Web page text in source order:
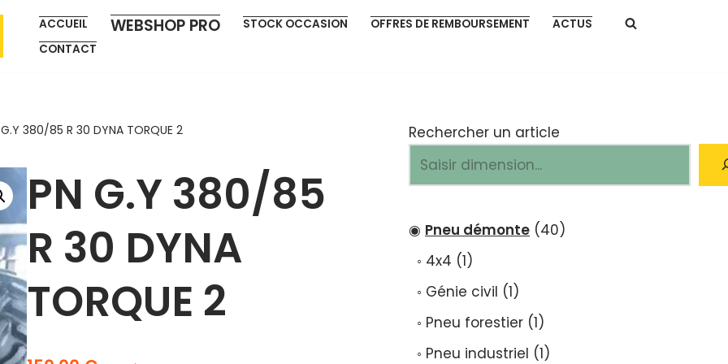
ACCUEIL WEBSHOP PRO STOCK OCCASION OFFRES DE REMBOURSEMENT
ACTUS
CONTACT
380/85 R 30 DYNA TORQUE 2
PN G.Y 380/85
R 30 DYNA
TORQUE 2
Rechercher un article
Pneu démonte 40
4x4 1
Génie civil 1
Pneu forestier 1
Pneu industriel 1